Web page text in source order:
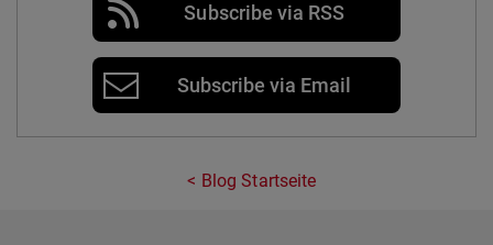
Subscribe via RSS
Subscribe via Email
Blog Startseite